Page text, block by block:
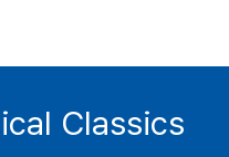
Classics